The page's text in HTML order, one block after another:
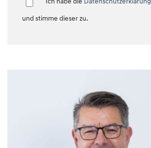
Ich habe die Datenschutzerklärung
und stimme dieser zu.